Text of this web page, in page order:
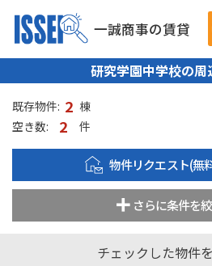
一誠商事の賃貸
研究学園中学校の周
既存物件: 2 棟
空き数:
2 件
物件リクエスト(無
さらに条件を
チェックした物件